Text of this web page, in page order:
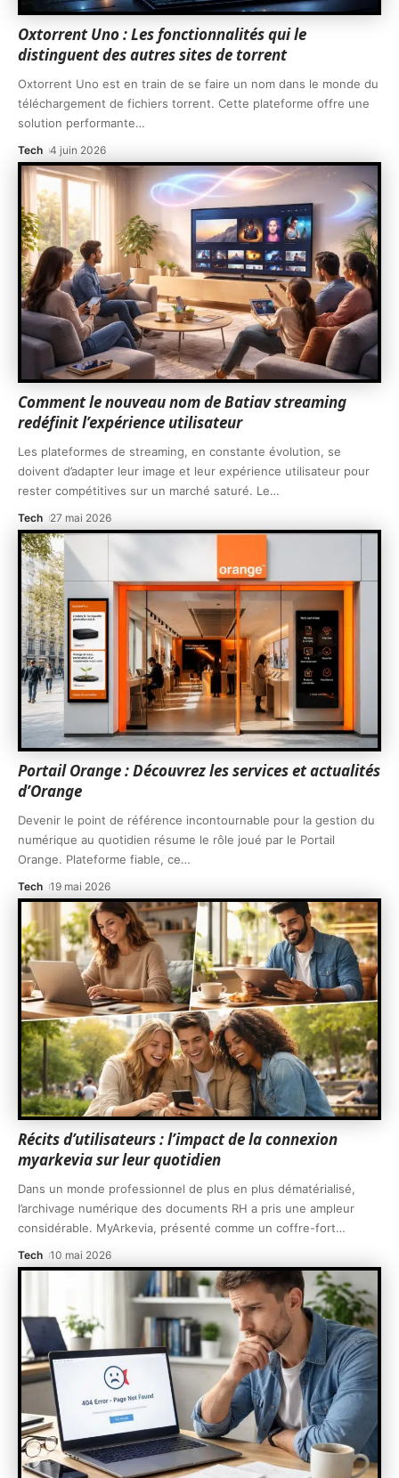
Oxtorrent Uno : Les fonctionnalités qui le
distinguent des autres sites de torrent
Oxtorrent Uno est en train de se faire un nom dans le monde du
téléchargement de fichiers torrent. Cette plateforme offre une
solution performante…
Tech 4 juin 2026
Comment le nouveau nom de Batiav streaming
redéfinit l’expérience utilisateur
Les plateformes de streaming, en constante évolution, se
doivent d’adapter leur image et leur expérience utilisateur pour
rester compétitives sur un marché saturé. Le…
Tech 27 mai 2026
Portail Orange : Découvrez les services et actualités
d’Orange
Devenir le point de référence incontournable pour la gestion du
numérique au quotidien résume le rôle joué par le Portail
Orange. Plateforme fiable, ce…
Tech 19 mai 2026
Récits d’utilisateurs : l’impact de la connexion
myarkevia sur leur quotidien
Dans un monde professionnel de plus en plus dématérialisé,
l’archivage numérique des documents RH a pris une ampleur
considérable. MyArkevia, présenté comme un coffre-fort…
Tech 10 mai 2026